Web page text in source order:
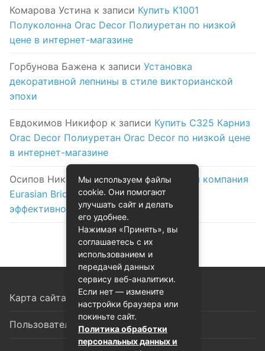
Комарова Устина к записи Купить K1001
Полуколонна Orac Decor Полиуретан по низкой
цене в интернет-магазине
Горбунова Бажена к записи Установка
декоративной лепнины в стиле викторианской
эпохи
Евдокимов Никифор к записи Купить C325 Карниз
Orac Decor Полиуретан Orac Decor по низкой цене
в интернет-магазине
Осипов Николак записиЛогистическая компания
Eurasian Bridge в Астане: надежность и
эффективность на первом месте
Карта сайта
Пользовательское соглашение
Мы используем файлы
cookie. Они помогают
улучшать сайт и делать
его удобнее.
Нажимая «Принять», вы
соглашаетесь с их
использованием и
передачей данных
сервису веб-аналитики.
Если нет — измените
настройки браузера или
покиньте сайт.
Политика обработки
персональных данных и